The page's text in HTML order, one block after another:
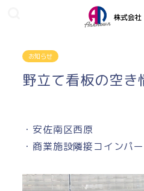
お知らせ
野立て看板の空き
・安佐南区西原
・商業施設隣接コインパ